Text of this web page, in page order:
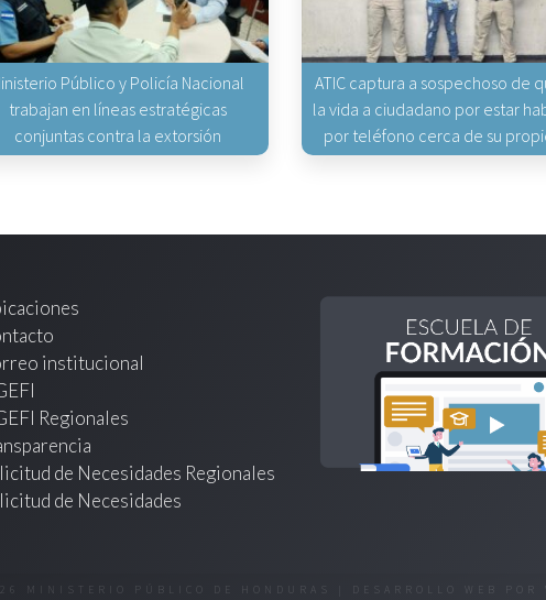
Público y Policía Nacional
trabajan en líneas estratégicas
conjuntas contra la extorsión
ATIC captura a sospechoso de
la vida a ciudadano por estar
por teléfono cerca de su
institucional
Regionales
de Necesidades Regionales
de Necesidades
MINISTERIO PÚBLICO DE HONDURAS | DESARROLLO WEB POR